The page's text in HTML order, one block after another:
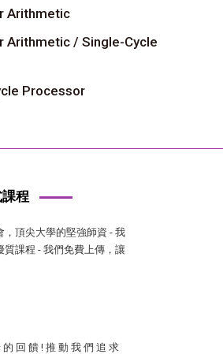
Arithmetic
Arithmetic / Single-Cycle
Processor
程
頂尖大學的堅強師資 - 我
課程 - 我們免費上傳，讓
回 饋 ! 推 動 我 們 追 求